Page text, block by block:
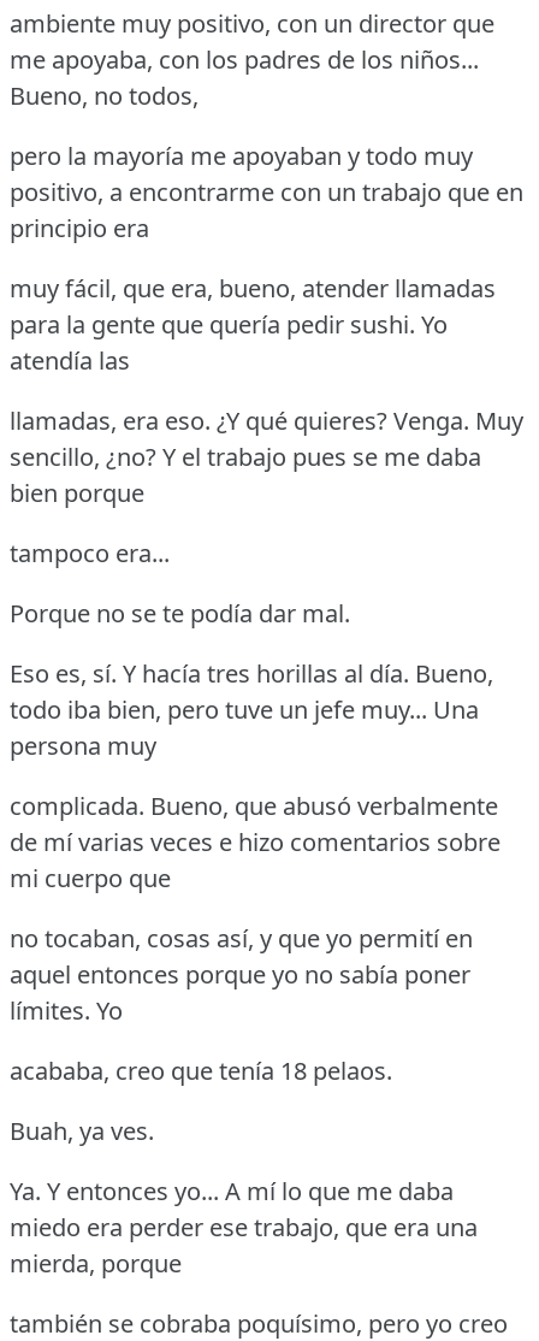
ambiente muy positivo, con un director que
me apoyaba, con los padres de los niños...
Bueno, no todos,
pero la mayoría me apoyaban y todo muy
positivo, a encontrarme con un trabajo que en
principio era
muy fácil, que era, bueno, atender llamadas
para la gente que quería pedir sushi. Yo
atendía las
llamadas, era eso. ¿Y qué quieres?Venga. Muy
sencillo, ¿no?Y el trabajo pues se me daba
bien porque
tampoco era...
Porque no se te podía dar mal.
Eso es, sí. Y hacía tres horillas al día. Bueno,
todo iba bien, pero tuve un jefe muy... Una
persona muy
complicada. Bueno, que abusó verbalmente
de mí varias veces e hizo comentarios sobre
mi cuerpo que
no tocaban, cosas así, y que yo permití en
aquel entonces porque yo no sabía poner
límites. Yo
acababa, creo que tenía 18 pelaos.
Buah, ya ves.
Ya. Y entonces yo... A mí lo que me daba
miedo era perder ese trabajo, que era una
mierda, porque
también se cobraba poquísimo, pero yo creo